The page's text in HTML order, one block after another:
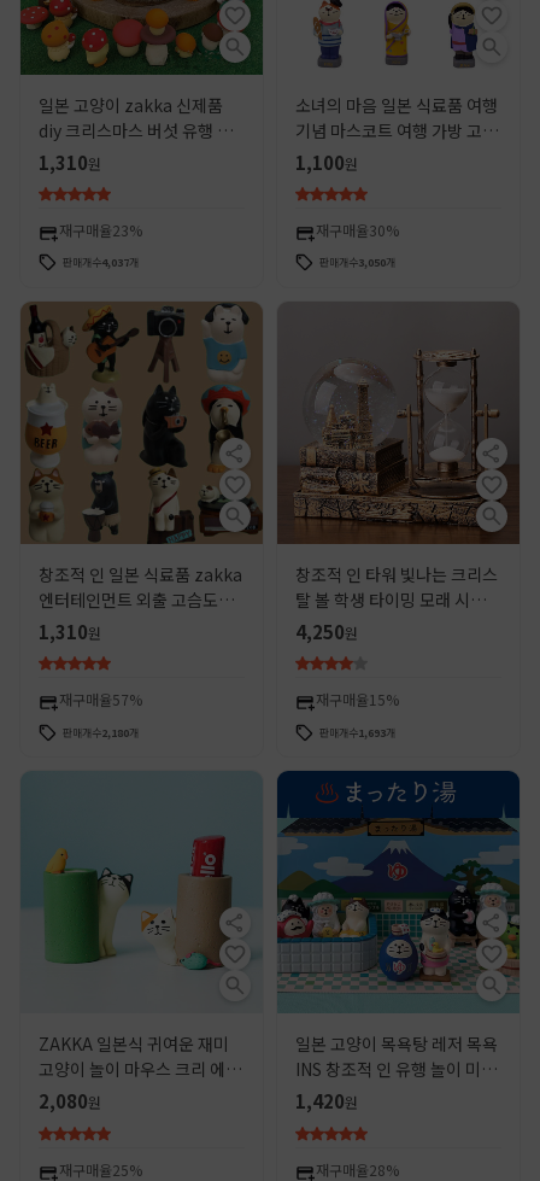
일본 고양이 zakka 신제품
diy 크리스마스 버섯 유행 수
지 공예 새끼 고양이 홈 만화
데스크탑 장식품
1,310원
재구매율23%
판매개수4,037개
소녀의 마음 일본 식료품 여행
기념 마스코트 여행 가방 고양
이 크리 에이 티브 귀여운 작은
장식품 친구를위한
1,100원
재구매율30%
판매개수3,050개
창조적 인 일본 식료품 zakka
엔터테인먼트 외출 고슴도치
독서 고양이 차이 개 새해 수지
장식품
1,310원
재구매율57%
판매개수2,180개
창조적 인 타워 빛나는 크리스
탈 볼 학생 타이밍 모래 시계
학생들에게 생일 선물 수지 선
물 데스크탑 장식품
4,250원
재구매율 15%
판매개수1,693개
ZAKKA 일본식 귀여운 재미
고양이 놀이 마우스 크리 에이
티브 펜 홀더 종이 클립 보관
문구 수지 작은 장식품
2,080원
재구매율25%
일본 고양이 목욕탕 레저 목욕
INS 창조적 인 유행 놀이 미니
어처 선물 ZAKKA 수지 홈
DIY 작은 장식품
1,420원
재구매율28%